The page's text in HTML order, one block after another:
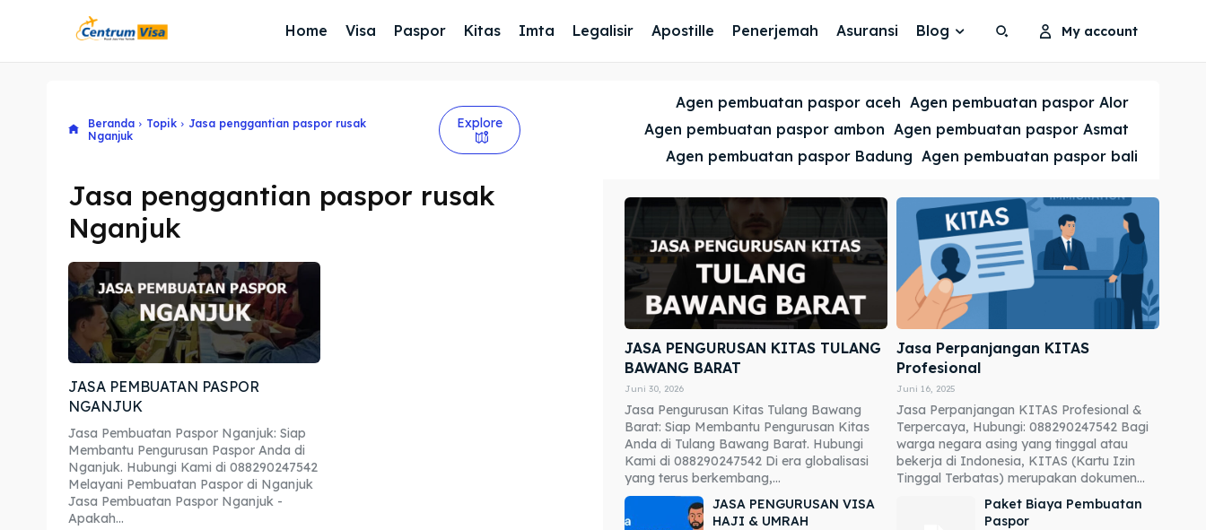
Explore our destinations
Explore our destinations
Home Visa Paspor Kitas Imta Legalisir Apostille Penerjemah Asuransi Blog My account
Beranda Topik
Jasa penggantian paspor rusak
Nganjuk
Explore
Agen pembuatan paspor aceh Agen pembuatan paspor Alor
Agen pembuatan paspor ambon Agen pembuatan paspor Asmat
Agen pembuatan paspor Badung Agen pembuatan paspor bali
Jasa penggantian paspor rusak
Nganjuk
JASA PEMBUATAN PASPOR
NGANJUK
Jasa Pembuatan Paspor Nganjuk: Siap
Membantu Pengurusan Paspor Anda di
Nganjuk. Hubungi Kami di 088290247542
Melayani Pembuatan Paspor di Nganjuk
Jasa Pembuatan Paspor Nganjuk -
Apakah...
JASA PENGURUSAN KITAS TULANG
BAWANG BARAT
Juni 30, 2026
Jasa Pengurusan Kitas Tulang Bawang
Barat: Siap Membantu Pengurusan Kitas
Anda di Tulang Bawang Barat. Hubungi
Kami di 088290247542 Di era globalisasi
yang terus berkembang,...
Jasa Perpanjangan KITAS
Profesional
Juni 16, 2025
Jasa Perpanjangan KITAS Profesional &
Terpercaya, Hubungi: 088290247542 Bagi
warga negara asing yang tinggal atau
bekerja di Indonesia, KITAS (Kartu Izin
Tinggal Terbatas) merupakan dokumen...
JASA PENGURUSAN VISA
HAJI & UMRAH
Paket Biaya Pembuatan
Paspor